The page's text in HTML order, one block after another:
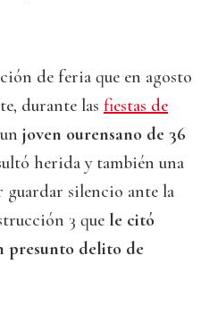
de feria que en agosto
durante las fiestas de
joven ourensano de 36
herida y también una
guardar silencio ante la
3 que le citó
presunto delito de